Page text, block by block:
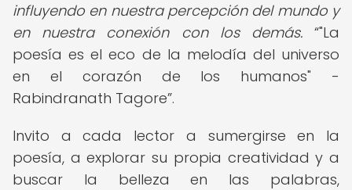
influyendo en nuestra percepción del mundo y
en nuestra conexión con los demás.
"La
poesía es el eco de la melodía del universo
en el corazón de los humanos" -
Rabindranath Tagore .
Invito a cada lector a sumergirse en la
poesía, a explorar su propia creatividad y a
buscar la belleza en las palabras,